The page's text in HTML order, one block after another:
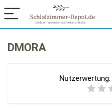
DMORA
Nutzerwertung: